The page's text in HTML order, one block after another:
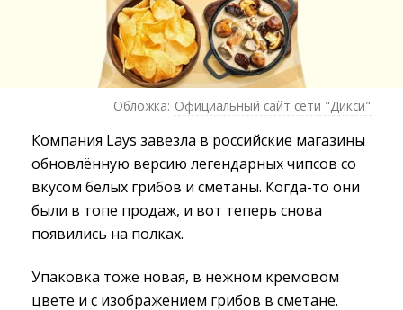
Обложка: Официальный сайт сети "Дикси"
Компания Lays завезла в российские магазины
обновлённую версию легендарных чипсов со
вкусом белых грибов и сметаны. Когда-то они
были в топе продаж, и вот теперь снова
появились на полках.
Упаковка тоже новая, в нежном кремовом
цвете и с изображением грибов в сметане.